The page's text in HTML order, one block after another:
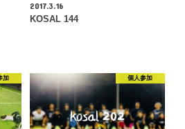
2017.3.16
KOSAL 144
加 個人参加